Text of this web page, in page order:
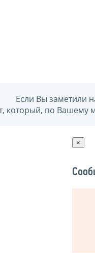
Если Вы заметили
который, по
×